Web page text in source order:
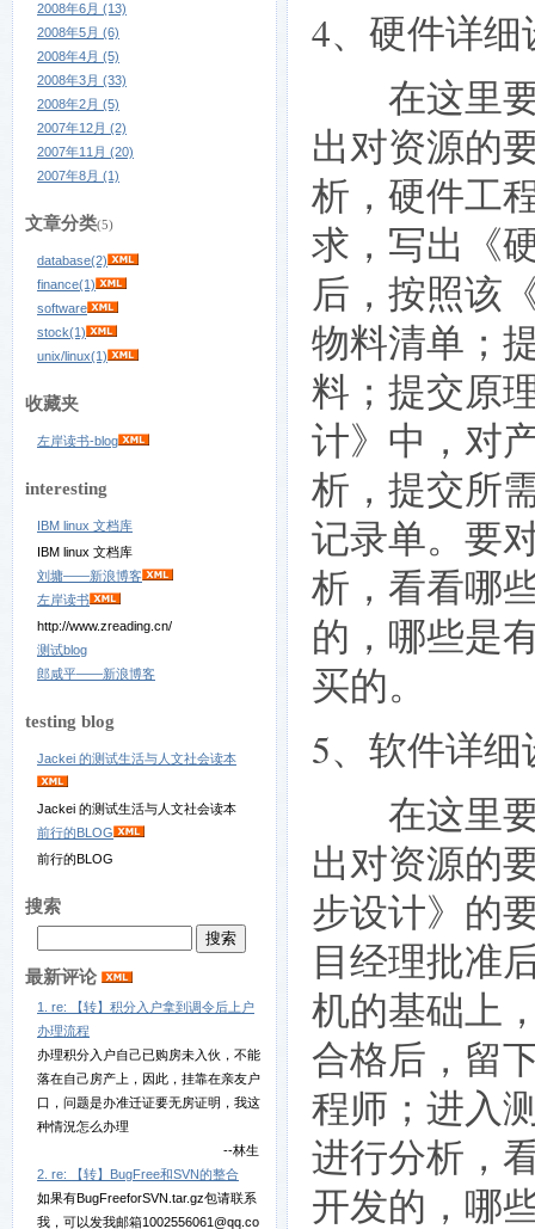
2008年6月 (13)
2008年5月 (6)
2008年4月 (5)
2008年3月 (33)
2008年2月 (5)
2007年12月 (2)
2007年11月 (20)
2007年8月 (1)
文章分类(5)
database(2)
finance(1)
software
stock(1)
unix/linux(1)
收藏夹
左岸读书-blog
interesting
IBM linux 文档库
IBM linux 文档库
刘墉——新浪博客
左岸读书
http://www.zreading.cn/
测试blog
郎咸平——新浪博客
testing blog
Jackei 的测试生活与人文社会读本
Jackei 的测试生活与人文社会读本
前行的BLOG
前行的BLOG
搜索
最新评论
1. re: 【转】积分入户拿到调令后上户
办理流程
办理积分入户自己已购房未入伙，不能
落在自己房产上，因此，挂靠在亲友户
口，问题是办准迁证要无房证明，我这
种情況怎么办理
--林生
2. re: 【转】BugFree和SVN的整合
如果有BugFreeforSVN.tar.gz包请联系
我，可以发我邮箱1002556061@qq.co
4、硬件详细
在这里要
出对资源的
析，硬件工
求，写出《
后，按照该
物料清单；
料；提交原
计》中，对
析，提交所
记录单。要
析，看看哪
的，哪些是
买的。
5、软件详细
在这里要
出对资源的
步设计》的
目经理批准
机的基础上
合格后，留
程师；进入
进行分析，
开发的，哪